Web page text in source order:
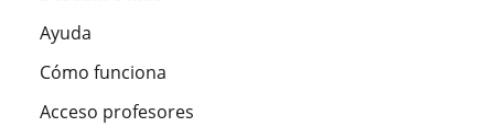
Ayuda
Cómo funciona
Acceso profesores